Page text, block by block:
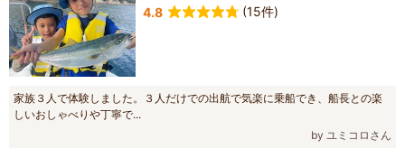
4.8
(15件)
家族３人で体験しました。３人だけでの出航で気楽に乗船でき、船長との楽
しいおしゃべりや丁寧で...
by ユミコロさん